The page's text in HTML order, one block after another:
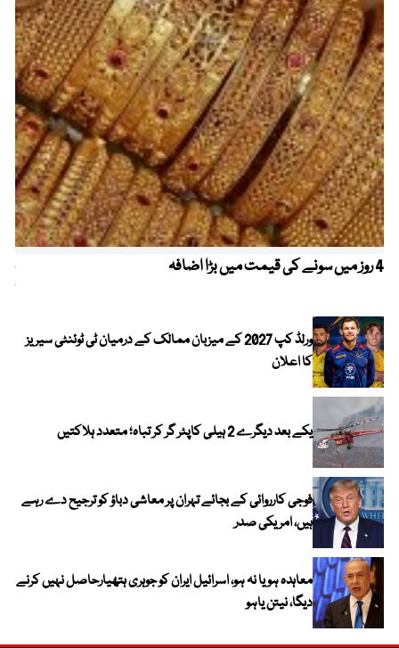
4 روز میں سونے کی قیمت میں بڑا اضافہ
ورلڈ کپ 2027 کے میزبان ممالک کے درمیان ٹی ٹوئنٹی سیریز
کا اعلان
یکے بعد دیگرے 2 ہیلی کاپٹر گر کر تباہ؛ متعدد ہلاکتیں
فوجی کارروائی کے بجائے تہران پر معاشی دباؤ کو ترجیح دے رہے
ہیں، امریکی صدر
معاہدہ ہو یا نہ ہو، اسرائیل ایران کو جوہری ہتھیارحاصل نہیں کرنے
دیگا، نیتن یاہو